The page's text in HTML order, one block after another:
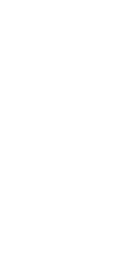
истории,
шаржи, стихи,